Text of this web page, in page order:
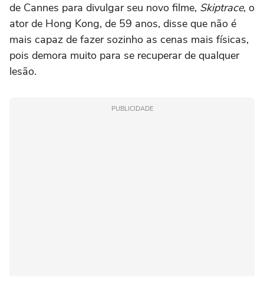
de Cannes para divulgar seu novo filme, Skiptrace, o
ator de Hong Kong, de 59 anos, disse que não é
mais capaz de fazer sozinho as cenas mais físicas,
pois demora muito para se recuperar de qualquer
lesão.
PUBLICIDADE